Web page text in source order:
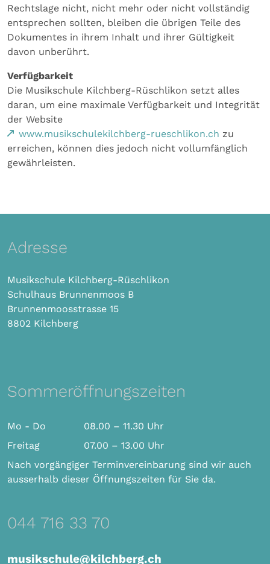
Rechtslage nicht, nicht mehr oder nicht vollständig
entsprechen sollten, bleiben die übrigen Teile des
Dokumentes in ihrem Inhalt und ihrer Gültigkeit
davon unberührt.
Verfügbarkeit
Die Musikschule Kilchberg-Rüschlikon setzt alles
daran, um eine maximale Verfügbarkeit und Integrität
der Website
www.musikschulekilchberg-rueschlikon.ch zu
erreichen, können dies jedoch nicht vollumfänglich
gewährleisten.
Adresse
Musikschule Kilchberg-Rüschlikon
Schulhaus Brunnenmoos B
Brunnenmoosstrasse 15
8802 Kilchberg
Sommeröffnungszeiten
Mo - Do
08.00 – 11.30 Uhr
Freitag
07.00 – 13.00 Uhr
Nach vorgängiger Terminvereinbarung sind wir auch
ausserhalb dieser Öffnungszeiten für Sie da.
044 716 33 70
musikschule@kilchberg.ch